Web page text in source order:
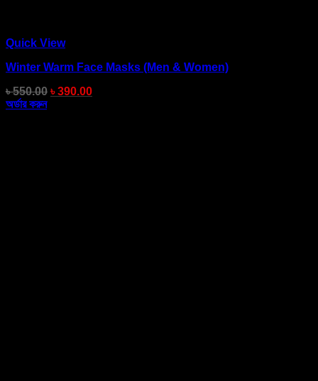
Quick View
Winter Warm Face Masks (Men & Women)
৳550.00 ৳390.00
অর্ডার করুন